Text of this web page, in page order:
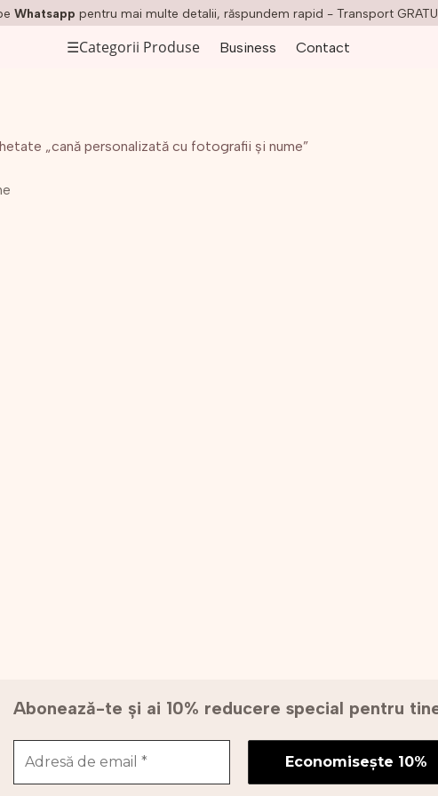
Whatsapp pentru mai multe detalii, răspundem rapid - Transport
☰Categorii Produse Business Contact
„cană personalizată cu fotografii și nume”
Abonează-te și ai 10% reducere special pentru